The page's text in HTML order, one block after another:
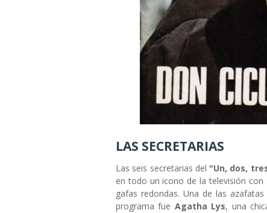
LAS SECRETARIAS
Las seis secretarias del "Un, dos,
en todo un icono de la televisión
gafas redondas. Una de las
programa fue Agatha Lys, una